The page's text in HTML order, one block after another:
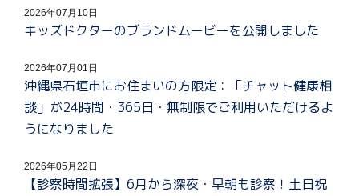
2026年07月10日
キッズドクターのブランドムービーを公開しました
2026年07月01日
沖縄県石垣市にお住まいの方限定：「チャット健康相
談」が24時間・365日・無制限でご利用いただけるよ
うになりました
2026年05月22日
【診察時間拡張】6月から深夜・早朝も診察！土日祝